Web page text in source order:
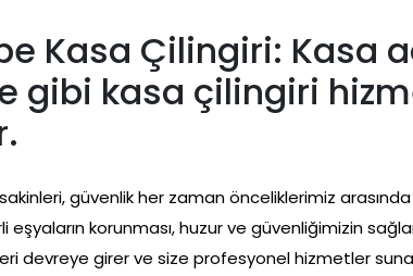
Kasa Çilingiri: Kasa
gibi kasa çilingiri
güvenlik her zaman önceliklerimiz arasında
korunması, huzur ve güvenliğimizin
devreye girer ve size profesyonel hizmetler